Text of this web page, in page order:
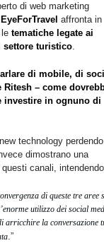
di web marketing
EyeForTravel affronta in
tematiche legate ai
settore turistico.
di mobile, di
– come
investire in ognuno di
technology perdendo
dimostrano una
canali,
di queste tre aree
utilizzo dei social
la conversazione
.”